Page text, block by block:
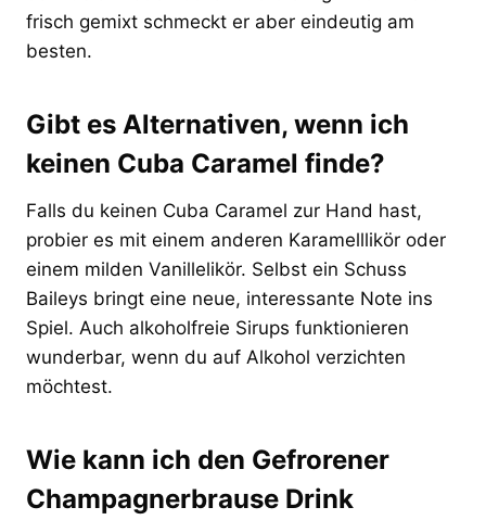
frisch gemixt schmeckt er aber eindeutig am
besten.
Gibt es Alternativen, wenn ich
keinen Cuba Caramel finde?
Falls du keinen Cuba Caramel zur Hand hast,
probier es mit einem anderen Karamelllikör oder
einem milden Vanillelikör. Selbst ein Schuss
Baileys bringt eine neue, interessante Note ins
Spiel. Auch alkoholfreie Sirups funktionieren
wunderbar, wenn du auf Alkohol verzichten
möchtest.
Wie kann ich den Gefrorener
Champagnerbrause Drink